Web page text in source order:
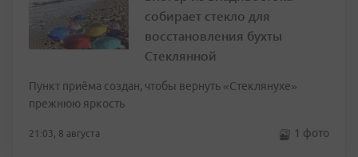
собирает стекло для
восстановления бухты
Стеклянной
Пункт приёма создан, чтобы вернуть «Стеклянухе»
прежнюю яркость
21:03, 8 августа 1 фото